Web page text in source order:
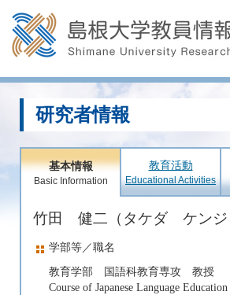
研究者情報
基本情報
Basic Information
教育活動
Educational Activities
竹田 健二（タケダ ケン
学部等／職名
教育学部 国語科教育専攻 教授
Course of Japanese Language Education